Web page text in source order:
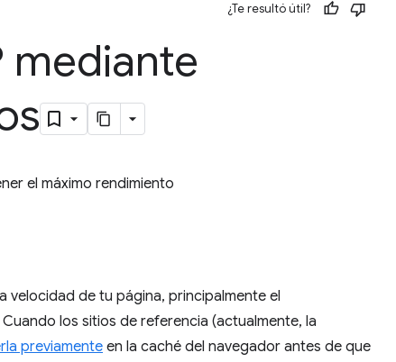
¿Te resultó útil?
mediante
el máximo rendimiento
velocidad de tu página, principalmente el
Cuando los sitios de referencia (actualmente, la
previamenteen la caché del navegador antes de que